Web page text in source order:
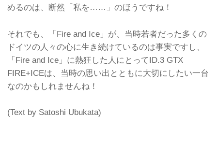
めるのは、断然「私を……」のほうですね！
それでも、「Fire and Ice」が、当時若者だった多くの
ドイツの人々の心に生き続けているのは事実ですし、
「Fire and Ice」に熱狂した人にとってID.3 GTX
FIRE+ICEは、当時の思い出とともに大切にしたい一台
なのかもしれませんね！
(Text by Satoshi Ubukata)